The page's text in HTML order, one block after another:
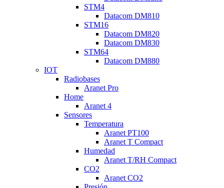
STM4
Datacom DM810
STM16
Datacom DM820
Datacom DM830
STM64
Datacom DM880
IOT
Radiobases
Aranet Pro
Home
Aranet 4
Sensores
Temperatura
Aranet PT100
Aranet T Compact
Humedad
Aranet T/RH Compact
CO2
Aranet CO2